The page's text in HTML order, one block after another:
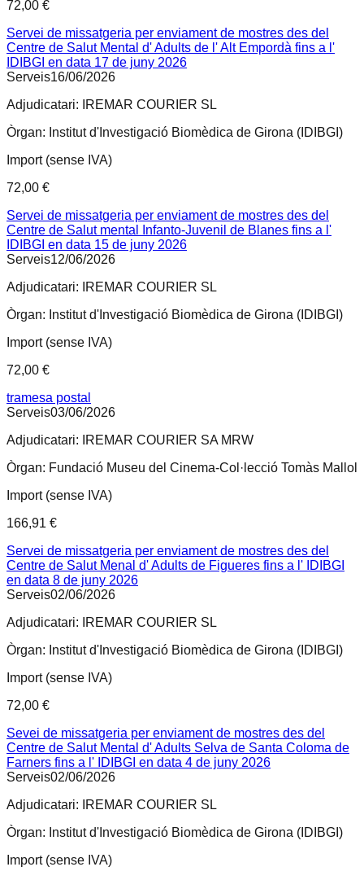
72,00 €
Servei de missatgeria per enviament de mostres des del
Centre de Salut Mental d' Adults de l' Alt Empordà fins a l'
IDIBGI en data 17 de juny 2026
Serveis16/06/2026
Adjudicatari:
IREMAR COURIER SL
Òrgan: Institut d'Investigació Biomèdica de Girona (IDIBGI)
Import (sense IVA)
72,00 €
Servei de missatgeria per enviament de mostres des del
Centre de Salut mental Infanto-Juvenil de Blanes fins a l'
IDIBGI en data 15 de juny 2026
Serveis12/06/2026
Adjudicatari:
IREMAR COURIER SL
Òrgan: Institut d'Investigació Biomèdica de Girona (IDIBGI)
Import (sense IVA)
72,00 €
tramesa postal
Serveis03/06/2026
Adjudicatari:
IREMAR COURIER SA MRW
Òrgan: Fundació Museu del Cinema-Col·lecció Tomàs Mallol
Import (sense IVA)
166,91 €
Servei de missatgeria per enviament de mostres des del
Centre de Salut Menal d' Adults de Figueres fins a l' IDIBGI
en data 8 de juny 2026
Serveis02/06/2026
Adjudicatari:
IREMAR COURIER SL
Òrgan: Institut d'Investigació Biomèdica de Girona (IDIBGI)
Import (sense IVA)
72,00 €
Sevei de missatgeria per enviament de mostres des del
Centre de Salut Mental d' Adults Selva de Santa Coloma de
Farners fins a l' IDIBGI en data 4 de juny 2026
Serveis02/06/2026
Adjudicatari:
IREMAR COURIER SL
Òrgan: Institut d'Investigació Biomèdica de Girona (IDIBGI)
Import (sense IVA)